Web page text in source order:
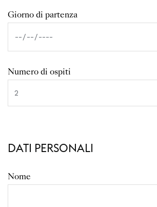
Giorno di partenza
Numero di ospiti
DATI PERSONALI
Nome